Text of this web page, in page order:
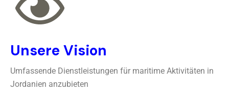
Unsere Vision
Umfassende Dienstleistungen für maritime Aktivitäten in
Jordanien anzubieten